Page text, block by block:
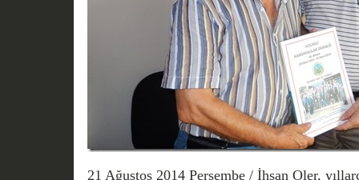
21 Ağustos 2014 Perşembe / İhsan Oler,